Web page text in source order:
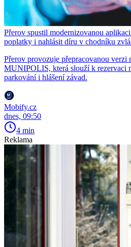
Přerov spustil modernizovanou
poplatky i nahlásit díru v chodníku
Přerov provozuje přepracovanou verzi
MUNIPOLIS, která slouží k rezervaci
parkování i hlášení závad.
Mobify.cz
dnes, 09:50
4 min
Reklama